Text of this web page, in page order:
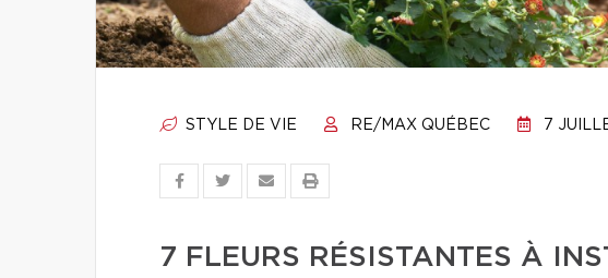
STYLE DE VIE RE/MAX QUÉBEC 7
7 FLEURS RÉSISTANTES À